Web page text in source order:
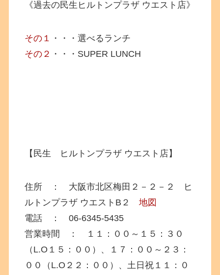
《過去の民生ヒルトンプラザ ウエスト店》
その１ ・・・選べるランチ
その２ ・・・SUPER LUNCH
【民生 ヒルトンプラザ ウエスト店】
住所 ： 大阪市北区梅田２－２－２ ヒ
ルトンプラザ ウエストB２地図
電話 ： 06-6345-5435
営業時間 ： １１：００～１５：３０
（L.O１５：００）、１７：００～２３：
００（L.O２２：００）、土日祝１１：０